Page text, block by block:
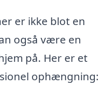
er ikke blot en
også være en
på. Her er et
ophængning: